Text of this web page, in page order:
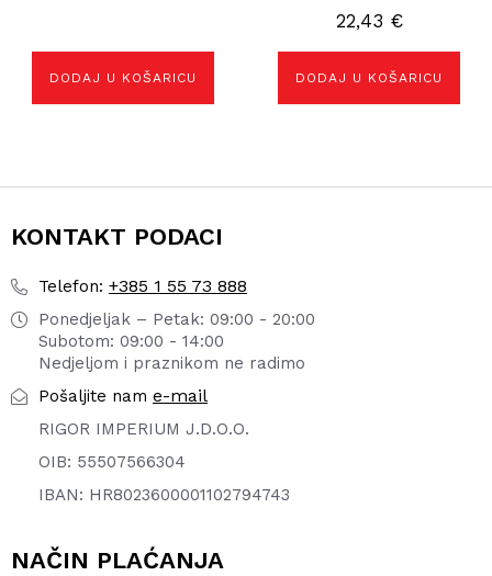
DODAJ U KOŠARICU
22,43 €
DODAJ U KOŠARICU
KONTAKT PODACI
Telefon: +385 1 55 73 888
Ponedjeljak – Petak: 09:00 - 20:00
Subotom: 09:00 - 14:00
Nedjeljom i praznikom ne radimo
Pošaljite nam e-mail
RIGOR IMPERIUM J.D.O.O.
OIB: 55507566304
IBAN: HR8023600001102794743
NAČIN PLAĆANJA